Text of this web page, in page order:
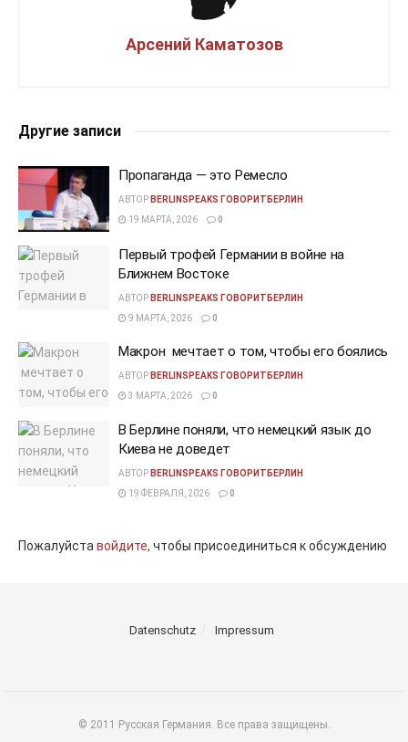
Арсений Каматозов
Другие записи
Пропаганда — это Ремесло
АВТОР BERLINSPEAKS ГОВОРИТБЕРЛИН
19 МАРТА, 2026
0
Первый трофей Германии в войне на
Ближнем Востоке
АВТОР BERLINSPEAKS ГОВОРИТБЕРЛИН
9 МАРТА, 2026
0
Макрон мечтает о том, чтобы его боялись
АВТОР BERLINSPEAKS ГОВОРИТБЕРЛИН
3 МАРТА, 2026
0
В Берлине поняли, что немецкий язык до
Киева не доведет
АВТОР BERLINSPEAKS ГОВОРИТБЕРЛИН
19 ФЕВРАЛЯ, 2026
0
Пожалуйставойдите, чтобы присоединиться к обсуждению
Datenschutz Impressum
© 2011 Русская Германия. Все права защищены.